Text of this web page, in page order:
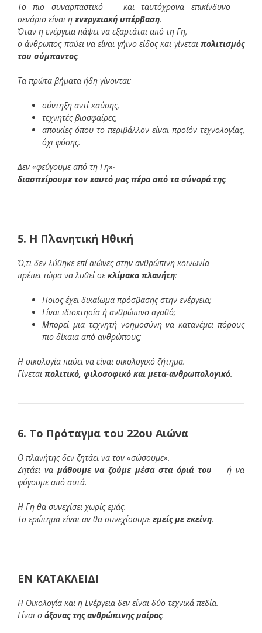
Το πιο συναρπαστικό — και ταυτόχρονα επικίνδυνο —
σενάριο είναι η ενεργειακή υπέρβαση.
Όταν η ενέργεια πάψει να εξαρτάται από τη Γη,
ο άνθρωπος παύει να είναι γήινο είδος και γίνεται πολιτισμός
του σύμπαντος.
Τα πρώτα βήματα ήδη γίνονται:
σύντηξη αντί καύσης,
τεχνητές βιοσφαίρες,
αποικίες όπου το περιβάλλον είναι προϊόν τεχνολογίας,
όχι φύσης.
Δεν «φεύγουμε από τη Γη»∙
διασπείρουμε τον εαυτό μας πέρα από τα σύνορά της.
5. Η Πλανητική Ηθική
Ό,τι δεν λύθηκε επί αιώνες στην ανθρώπινη κοινωνία
πρέπει τώρα να λυθεί σεκλίμακα πλανήτη:
Ποιος έχει δικαίωμα πρόσβασης στην ενέργεια;
Είναι ιδιοκτησία ή ανθρώπινο αγαθό;
Μπορεί μια τεχνητή νοημοσύνη να κατανέμει πόρους
πιο δίκαια από ανθρώπους;
Η οικολογία παύει να είναι οικολογικό ζήτημα.
Γίνεται πολιτικό, φιλοσοφικό και μετα-ανθρωπολογικό.
6. Το Πρόταγμα του 22ου Αιώνα
Ο πλανήτης δεν ζητάει να τον «σώσουμε».
Ζητάει να μάθουμε να ζούμε μέσα στα όριά του — ή να
φύγουμε από αυτά.
Η Γη θα συνεχίσει χωρίς εμάς.
Το ερώτημα είναι αν θα συνεχίσουμεεμείς με εκείνη.
ΕΝ ΚΑΤΑΚΛΕΙΔΙ
Η Οικολογία και η Ενέργεια δεν είναι δύο τεχνικά πεδία.
Είναι ο άξονας της ανθρώπινης μοίρας.